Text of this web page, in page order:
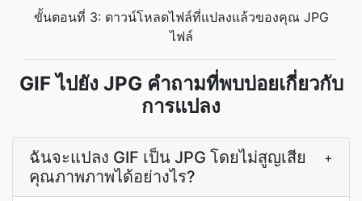
ขั้นตอนที่ 3: ดาวน์โหลดไฟล์ที่แปลงแล้วของคุณ JPG
ไฟล์
GIF ไปยัง JPG คำถามที่พบบ่อยเกี่ยวกับ
การแปลง
ฉันจะแปลง GIF เป็น JPG โดยไม่สูญเสีย
คุณภาพภาพได้อย่างไร?
+